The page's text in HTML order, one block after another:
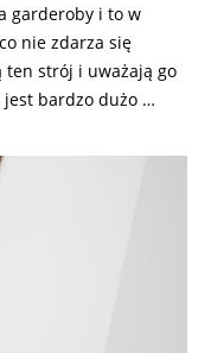
garderoby i to w
nie zdarza się
ten strój i uważają go
jest bardzo dużo …